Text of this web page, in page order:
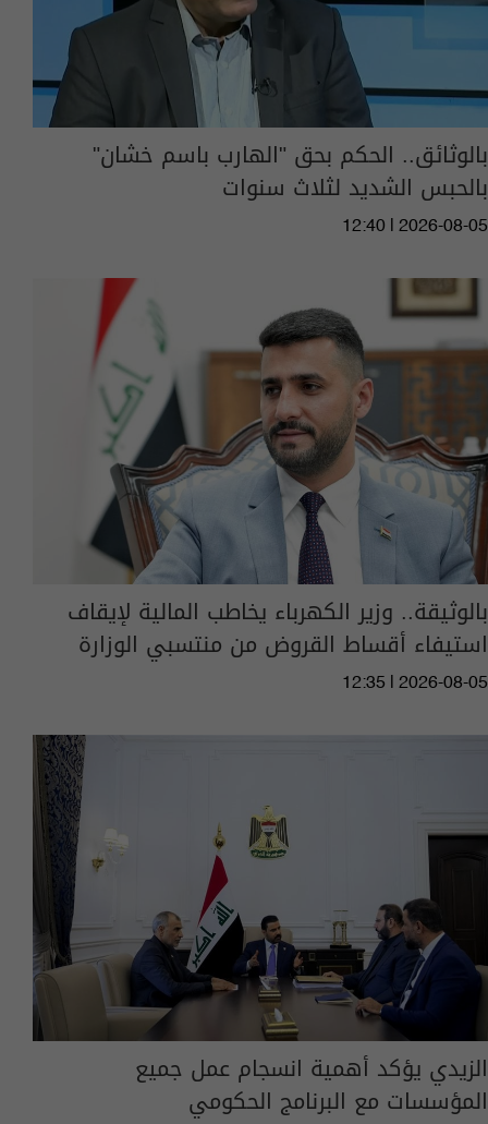
بالوثائق.. الحكم بحق "الهارب باسم خشان"
بالحبس الشديد لثلاث سنوات
12:40 | 2026-08-05
بالوثيقة.. وزير الكهرباء يخاطب المالية لإيقاف
استيفاء أقساط القروض من منتسبي الوزارة
12:35 | 2026-08-05
الزيدي يؤكد أهمية انسجام عمل جميع
المؤسسات مع البرنامج الحكومي